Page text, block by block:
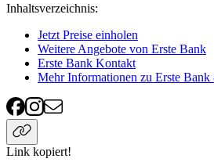
Inhaltsverzeichnis:
Jetzt Preise einholen
Weitere Angebote von Erste Bank
Erste Bank Kontakt
Mehr Informationen zu Erste
Link kopiert!